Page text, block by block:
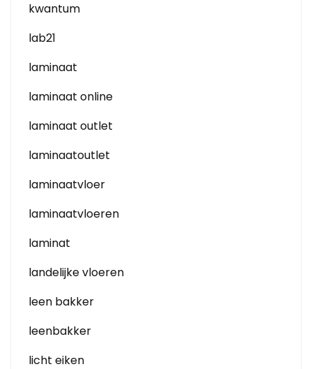
kwantum
lab21
laminaat
laminaat online
laminaat outlet
laminaatoutlet
laminaatvloer
laminaatvloeren
laminat
landelijke vloeren
leen bakker
leenbakker
licht eiken